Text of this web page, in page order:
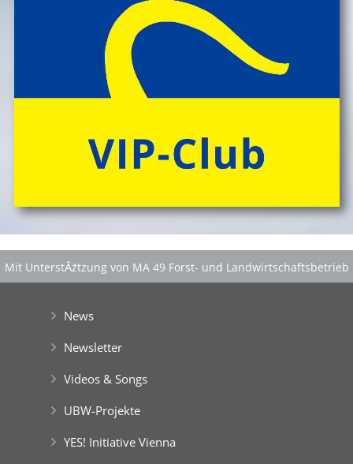
Mit UnterstĂźtzung von MA 49 Forst- und Landwirtschaftsbetrieb
News
Newsletter
Videos & Songs
UBW-Projekte
YES! Initiative Vienna